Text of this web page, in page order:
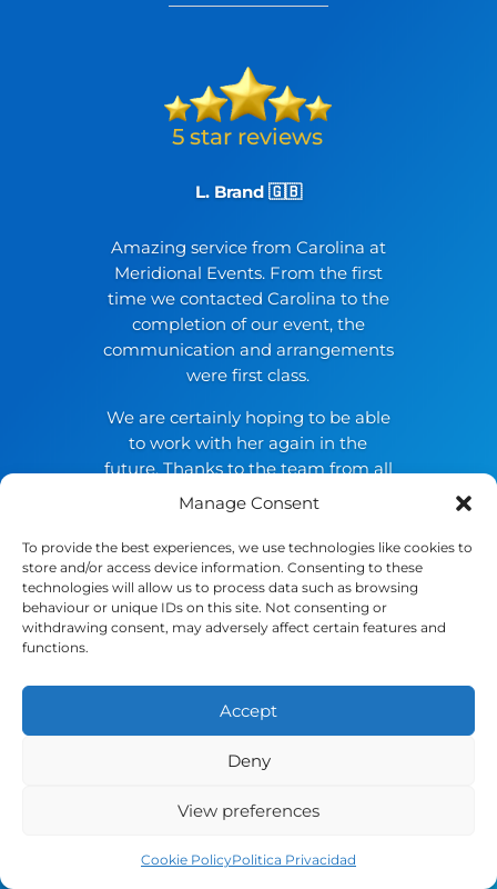
Manage Consent
To provide the best experiences, we use technologies like cookies to
store and/or access device information. Consenting to these
technologies will allow us to process data such as browsing
behaviour or unique IDs on this site. Not consenting or
withdrawing consent, may adversely affect certain features and
functions.
Accept
Deny
View preferences
Cookie PolicyPolitica Privacidad
L. Brand 🇬🇧
Amazing service from Carolina at
Meridional Events. From the first
time we contacted Carolina to the
completion of our event, the
communication and arrangements
were first class.
We are certainly hoping to be able
to work with her again in the
future. Thanks to the team from all
at Chase Buchanan.
✅ Read the Original Google Review